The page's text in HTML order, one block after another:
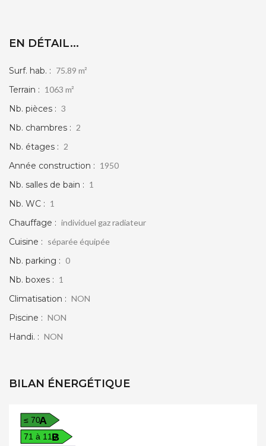
EN DÉTAIL...
Surf. hab. : 75.89 m²
Terrain : 1063 m²
Nb. pièces : 3
Nb. chambres : 2
Nb. étages : 2
Année construction : 1950
Nb. salles de bain : 1
Nb. WC : 1
Chauffage : individuel gaz radiateur
Cuisine : séparée équipée
Nb. parking : 0
Nb. boxes : 1
Climatisation : NON
Piscine : NON
Handi. : NON
BILAN ÉNERGÉTIQUE
A
≤ 70
B
71 à 110